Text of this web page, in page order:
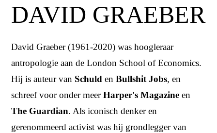
DAVID GRAEBER
David Graeber (1961-2020) was hoogleraar
antropologie aan de London School of Economics.
Hij is auteur van Schuld en Bullshit Jobs, en
schreef voor onder meerHarper's Magazine en
The Guardian. Als iconisch denker en
gerenommeerd activist was hij grondlegger van